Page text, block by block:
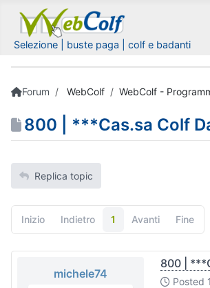
Selezione | buste paga | colf e badanti
Forum WebColf WebColf -
800 | ***Cas.sa Colf
Replica topic
Inizio Indietro 1 Avanti Fine
michele74
800 |
Posted